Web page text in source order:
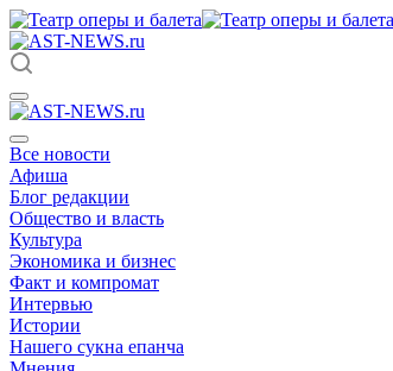
Все новости
Афиша
Блог редакции
Общество и власть
Культура
Экономика и бизнес
Факт и компромат
Интервью
Истории
Нашего сукна епанча